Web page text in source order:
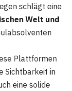
schlägt eine
Welt und
Plattformen
Sichtbarkeit in
eine solide